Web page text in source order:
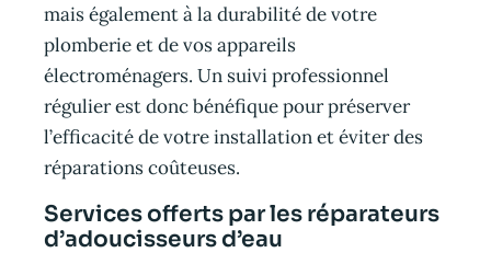
mais également à la durabilité de votre
plomberie et de vos appareils
électroménagers. Un suivi professionnel
régulier est donc bénéfique pour préserver
l’efficacité de votre installation et éviter des
réparations coûteuses.
Services offerts par les réparateurs
d’adoucisseurs d’eau